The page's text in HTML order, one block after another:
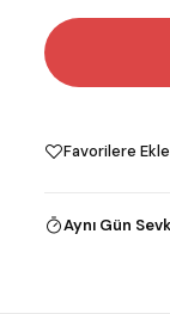
Favorilere Ekle
Aynı Gün Sevk